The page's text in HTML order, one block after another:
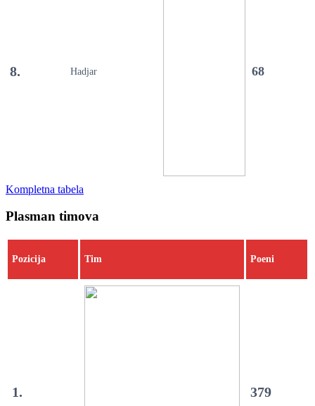
8. Hadjar 68
Kompletna tabela
Plasman timova
Pozicija Tim Poeni
1. 379